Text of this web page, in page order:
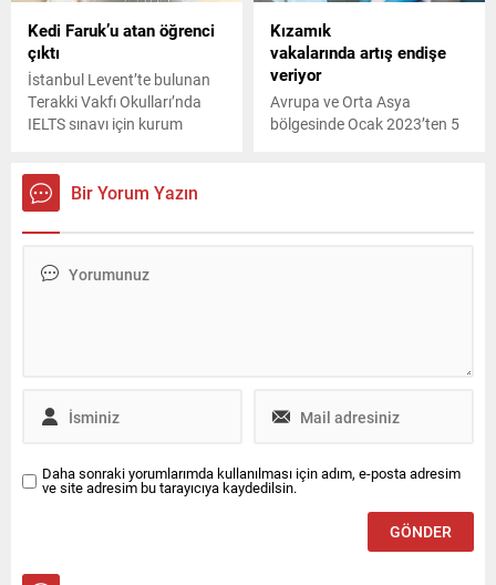
öğretmeni düşüyor.
Kedi Faruk’u atan öğrenci
çıktı
İstanbul Levent’te bulunan
Terakki Vakfı Okulları’nda
IELTS sınavı için kurum
okulun kedisi Faruk’u
pencereden aşağı attığı iddia
edilmişti.
Kızamık
vakalarında artış endişe
veriyor
Avrupa ve Orta Asya
bölgesinde Ocak 2023’ten 5
Milletler Çocuklara Yardım
Bir Yorum Yazın
Daha sonraki yorumlarımda kullanılması için adım, e-posta adresim
ve site adresim bu tarayıcıya kaydedilsin.